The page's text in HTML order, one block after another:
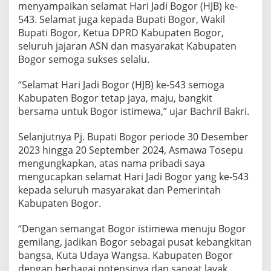
menyampaikan selamat Hari Jadi Bogor (HJB) ke-
543. Selamat juga kepada Bupati Bogor, Wakil
Bupati Bogor, Ketua DPRD Kabupaten Bogor,
seluruh jajaran ASN dan masyarakat Kabupaten
Bogor semoga sukses selalu.
“Selamat Hari Jadi Bogor (HJB) ke-543 semoga
Kabupaten Bogor tetap jaya, maju, bangkit
bersama untuk Bogor istimewa,” ujar Bachril Bakri.
Selanjutnya Pj. Bupati Bogor periode 30 Desember
2023 hingga 20 September 2024, Asmawa Tosepu
mengungkapkan, atas nama pribadi saya
mengucapkan selamat Hari Jadi Bogor yang ke-543
kepada seluruh masyarakat dan Pemerintah
Kabupaten Bogor.
“Dengan semangat Bogor istimewa menuju Bogor
gemilang, jadikan Bogor sebagai pusat kebangkitan
bangsa, Kuta Udaya Wangsa. Kabupaten Bogor